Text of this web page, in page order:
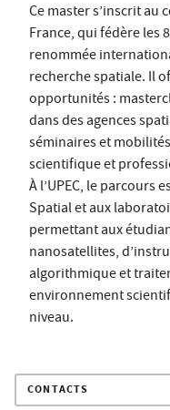
Ce master s’inscrit au
France, qui fédère les
renommée
recherche spatiale. Il
opportunités :
dans des agences
séminaires et
scientifique et
À l’UPEC, le parcours
Spatial et aux
permettant aux
nanosatellites,
algorithmique et
environnement
niveau.
CONTACTS